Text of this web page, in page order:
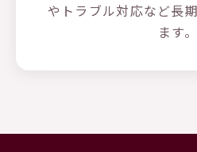
やトラブル対応など長
ます。